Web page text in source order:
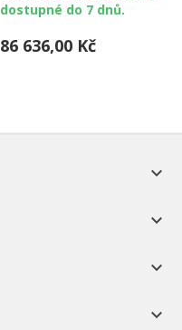
dostupné do 7 dnů.
86 636,00 Kč



